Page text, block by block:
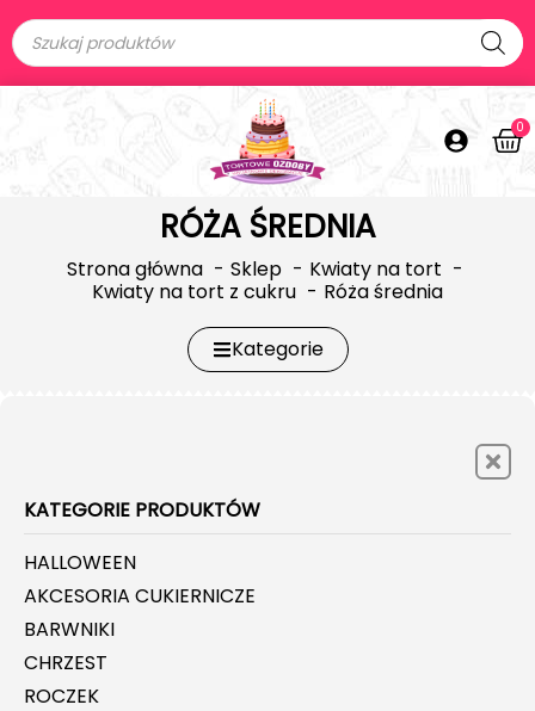
0
RÓŻA ŚREDNIA
Strona główna Sklep
Kwiaty na tort
Kwiaty na tort z cukru
Róża średnia
Kategorie
KATEGORIE PRODUKTÓW
HALLOWEEN
AKCESORIA CUKIERNICZE
BARWNIKI
CHRZEST
ROCZEK